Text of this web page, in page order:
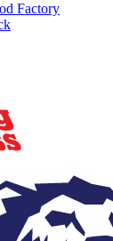
Factory